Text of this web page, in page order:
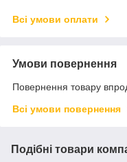
Всі умови оплати
Умови повернення
Повернення товару
Всі умови повернення
Подібні товари